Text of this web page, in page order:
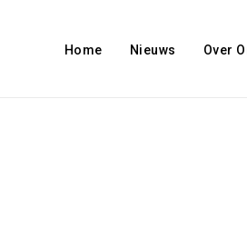
Home Nieuws Over